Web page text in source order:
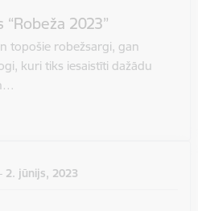
2023”
topošie robežsargi, gan
kuri tiks iesaistīti dažādu
2. jūnijs, 2023